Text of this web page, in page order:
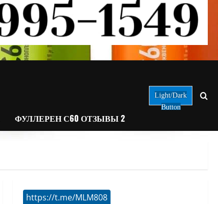
ФУЛЛЕРЕН С60 ОТЗЫВЫ 2
Light/Dark
Button
https://t.me/MLM808